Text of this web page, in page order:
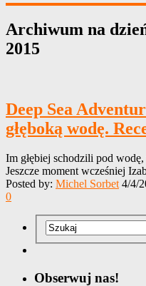
Archiwum na
2015
Deep Sea
głęboką wodę.
Im głębiej schodzili pod wodę,
Jeszcze moment wcześniej
Posted by: Michel Sorbet 4/4/
0
Obserwuj nas!